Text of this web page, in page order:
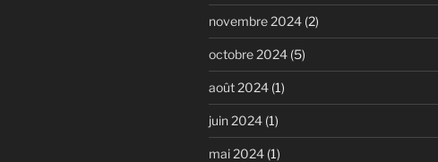
novembre 2024(2)
octobre 2024(5)
août 2024(1)
juin 2024(1)
mai 2024(1)